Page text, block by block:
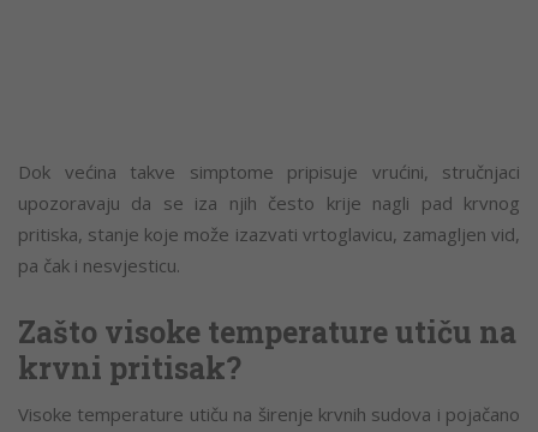
Dok većina takve simptome pripisuje vrućini, stručnjaci
upozoravaju da se iza njih često krije nagli pad krvnog
pritiska, stanje koje može izazvati vrtoglavicu, zamagljen vid,
pa čak i nesvjesticu.
Zašto visoke temperature utiču na
krvni pritisak?
Visoke temperature utiču na širenje krvnih sudova i pojačano